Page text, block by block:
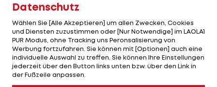
So will Rapid den Arnautovic-Deal finanziell
stemmen >>>
Dennoch zeigt sich Katzer optimistisch: "Ich weiß,
was er will. Es wird sehr schwer, aber es ist nicht
Datenschutz
Wählen Sie [Alle Akzeptieren] um allen Zwecken, Cookies
und Diensten zuzustimmen oder [Nur Notwendige] im LAOLA1
PUR Modus, ohne Tracking uns Peronsalisierung von
Werbung fortzufahren. Sie können mit [Optionen] auch eine
individuelle Auswahl zu treffen. Sie können Ihre Einstellungen
jederzeit über den Button links unten bzw. über den Link in
der Fußzeile anpassen.